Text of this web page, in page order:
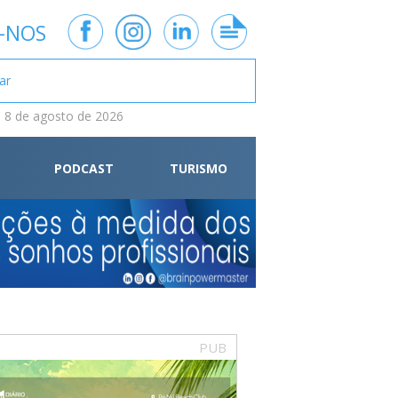
8 de agosto de 2026
PODCAST TURISMO
PUB